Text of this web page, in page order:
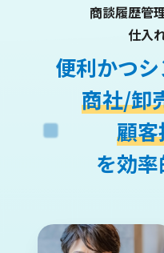
商談履歴管
仕入
便利かつ
商社/卸
顧
を効